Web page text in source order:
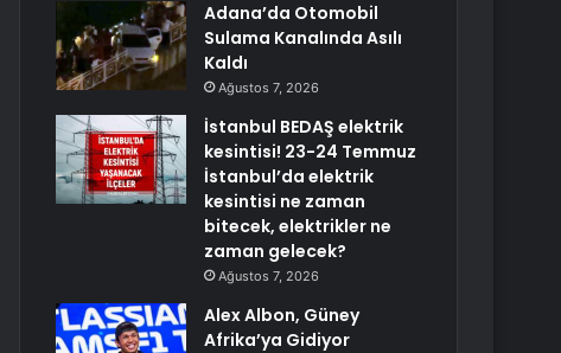
Adana’da Otomobil
Sulama Kanalında Asılı
Kaldı
Ağustos 7, 2026
İstanbul BEDAŞ elektrik
kesintisi! 23-24 Temmuz
İstanbul’da elektrik
kesintisi ne zaman
bitecek, elektrikler ne
zaman gelecek?
Ağustos 7, 2026
Alex Albon, Güney
Afrika’ya Gidiyor